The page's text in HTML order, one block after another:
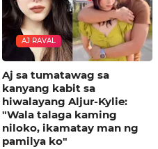
AJ RAVAL
Aj sa tumatawag sa
kanyang kabit sa
hiwalayang Aljur-Kylie:
"Wala talaga kaming
niloko, ikamatay man ng
pamilya ko"